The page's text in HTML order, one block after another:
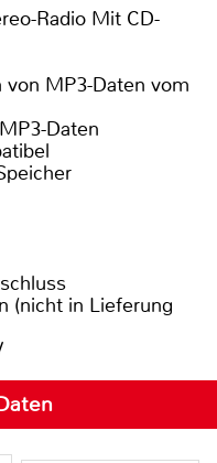
Radio Mit CD-
von MP3-Daten vom
Daten
(nicht in Lieferung